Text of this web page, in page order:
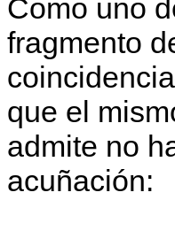
Como uno
fragmento
que el
admite no
acuñación: